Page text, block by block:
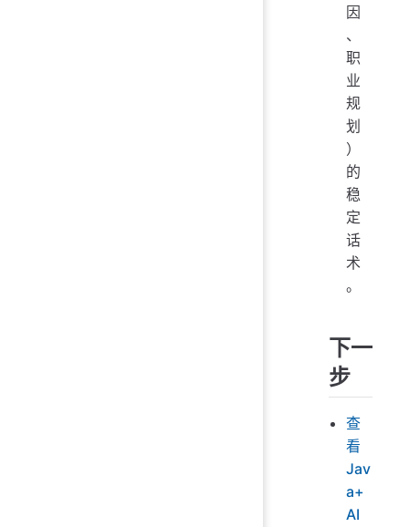
因
、
职
业
规
划
）
的
稳
定
话
术
。
下一
步
查
看
Jav
a+
AI